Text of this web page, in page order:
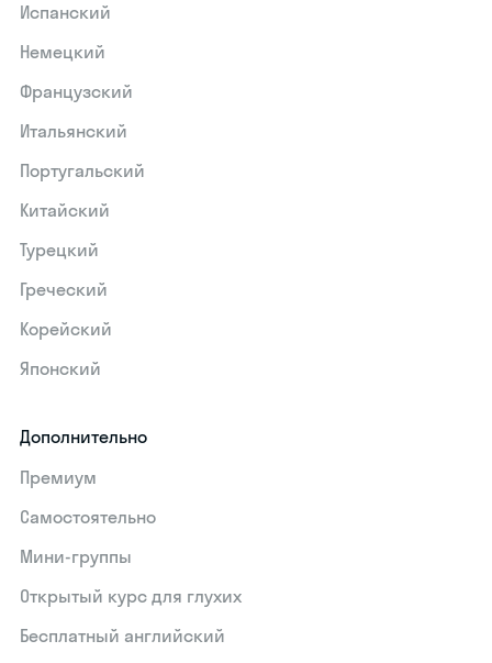
Испанский
Немецкий
Французский
Итальянский
Португальский
Китайский
Турецкий
Греческий
Корейский
Японский
Дополнительно
Премиум
Самостоятельно
Мини-группы
Открытый курс для глухих
Бесплатный английский